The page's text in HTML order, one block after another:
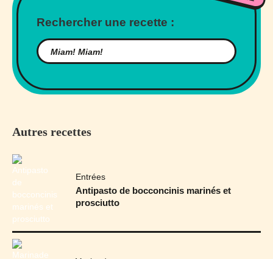
Rechercher une recette :
Autres recettes
Entrées
Antipasto de bocconcinis marinés et
prosciutto